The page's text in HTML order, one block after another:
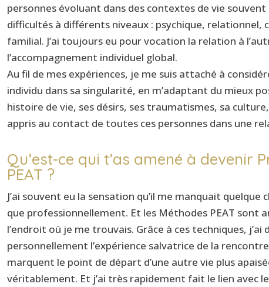
personnes évoluant dans des contextes de vie
difficultés à différents niveaux : psychique,
familial. J’ai toujours eu pour vocation la relation à
l’accompagnement individuel global.
Au fil de mes expériences, je me suis attaché à
individu dans sa singularité, en m’adaptant du mieux
histoire de vie, ses désirs, ses traumatismes, sa
appris au contact de toutes ces personnes dans une
Qu’est-ce qui t’as amené à devenir
PEAT ?
J’ai souvent eu la sensation qu’il me manquait
que professionnellement. Et les Méthodes PEAT sont
l’endroit où je me trouvais. Grâce à ces techniques, j’ai
personnellement l’expérience salvatrice de la
marquent le point de départ d’une autre vie plus
véritablement. Et j’ai très rapidement fait le lien avec le